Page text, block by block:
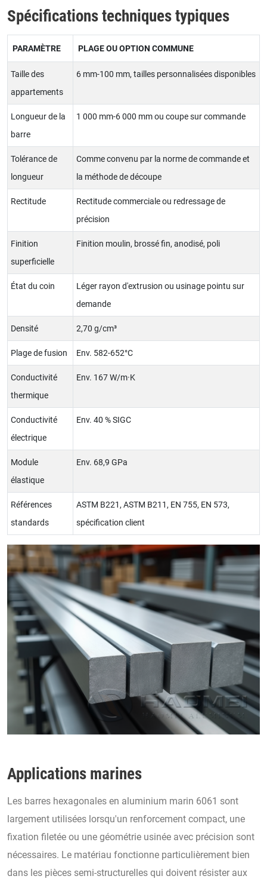
Spécifications techniques typiques
PARAMÈTRE PLAGE OU OPTION COMMUNE
Taille des
appartements
6 mm-100 mm, tailles personnalisées disponibles
Longueur de la
barre
1 000 mm-6 000 mm ou coupe sur commande
Tolérance de
longueur
Comme convenu par la norme de commande et
la méthode de découpe
Rectitude
Rectitude commerciale ou redressage de
précision
Finition
superficielle
Finition moulin, brossé fin, anodisé, poli
État du coin
Léger rayon d'extrusion ou usinage pointu sur
demande
Densité 2,70 g/cm³
Plage de fusion Env. 582-652°C
Conductivité
thermique
Env. 167 W/m·K
Conductivité
électrique
Env. 40 % SIGC
Module
élastique
Env. 68,9 GPa
Références
standards
ASTM B221, ASTM B211, EN 755, EN 573,
spécification client
Applications marines
Les barres hexagonales en aluminium marin 6061 sont
largement utilisées lorsqu'un renforcement compact, une
fixation filetée ou une géométrie usinée avec précision sont
nécessaires. Le matériau fonctionne particulièrement bien
dans les pièces semi-structurelles qui doivent résister aux